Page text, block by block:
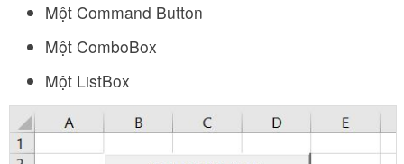
Một Command Button
Một ComboBox
Một ListBox